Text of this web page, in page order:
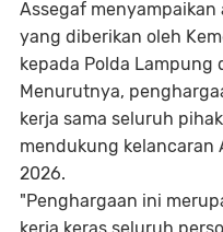
Assegaf
yang diberikan oleh
kepada Polda Lampung
Menurutnya,
kerja sama seluruh
mendukung kelancaran
2026.
"Penghargaan ini